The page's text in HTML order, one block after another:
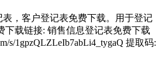
，客户登记表免费下载。用于登记
下载链接: 销售信息登记表免费下载
s/1gpzQLZLeIb7abLi4_tygaQ 提取码: